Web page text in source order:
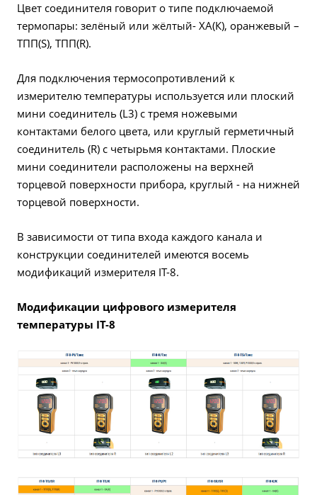
Цвет соединителя говорит о типе подключаемой
термопары: зелёный или жёлтый- ХА(К), оранжевый –
ТПП(S), ТПП(R).
Для подключения термосопротивлений к
измерителю температуры используется или плоский
мини соединитель (L3) с тремя ножевыми
контактами белого цвета, или круглый герметичный
соединитель (R) с четырьмя контактами. Плоские
мини соединители расположены на верхней
торцевой поверхности прибора, круглый - на нижней
торцевой поверхности.
В зависимости от типа входа каждого канала и
конструкции соединителей имеются восемь
модификаций измерителя IT-8.
Модификации цифрового измерителя
температуры IT-8